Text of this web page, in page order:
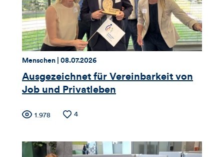
und
Kommentare
dieses
Artikels
Thema:
Menschen | Datum:
08.07.2026
Ausgezeichnet für Vereinbarkeit von
Job und Privatleben
Zähler
für
Anzahl
1.978
Anzahl
4